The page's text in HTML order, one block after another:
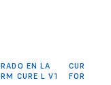
EN LA
CURE L V1
CURADO
FORM